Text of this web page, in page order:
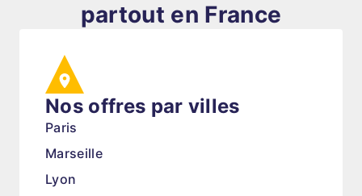
partout en France
Nos offres par villes
Paris
Marseille
Lyon